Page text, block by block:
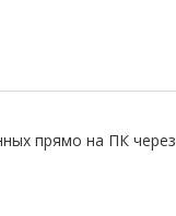
прямо на ПК через